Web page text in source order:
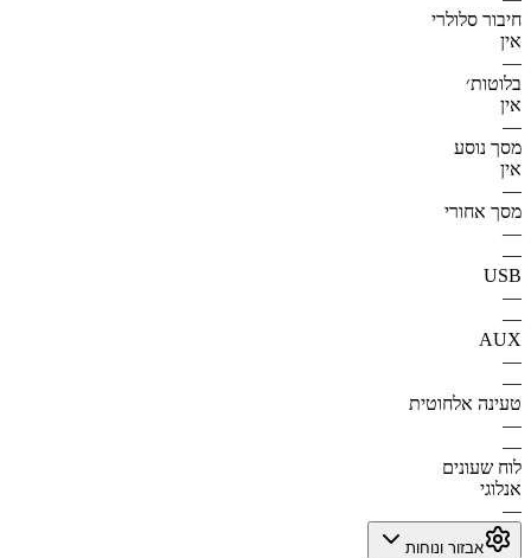
חיבור סלולרי
אין
—
בלוטות׳
אין
—
מסך נוסע
אין
—
מסך אחורי
—
—
USB
—
—
AUX
—
—
טעינה אלחוטית
—
—
לוח שעונים
אנלוגי
—
אבזור ונוחות